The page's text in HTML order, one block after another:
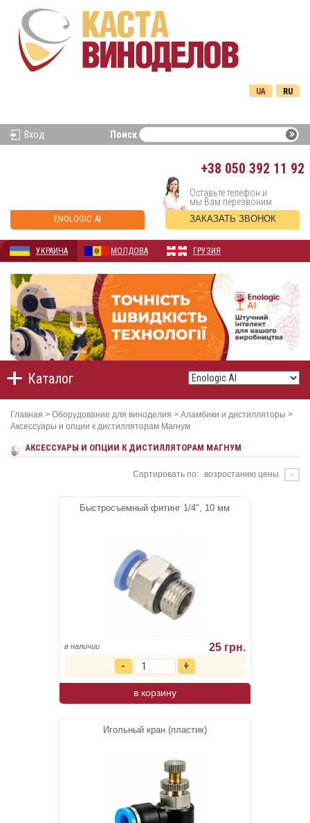
RU
UA
Вход Поиск
+38 050 392 11 92
ENOLOGIC AI
Оставьте телефон и
мы Вам перезвоним
ЗАКАЗАТЬ ЗВОНОК
УКРАИНА МОЛДОВА ГРУЗИЯ
Каталог
Главная > Оборудование для виноделия > Аламбики и дистилляторы >
Аксессуары и опции к дистилляторам Магнум
АКСЕССУАРЫ И ОПЦИИ К ДИСТИЛЛЯТОРАМ МАГНУМ
Сортировать по: возростанию цены
Быстросъемный фитинг 1/4", 10 мм
в наличии 25 грн.
в корзину
Игольный кран (пластик)